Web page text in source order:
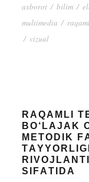
axborot / bilim /
multimedia /
/ vizual
RАQАMLI
BО‘LАJАK
MЕTОDIK
SIFАTIDА